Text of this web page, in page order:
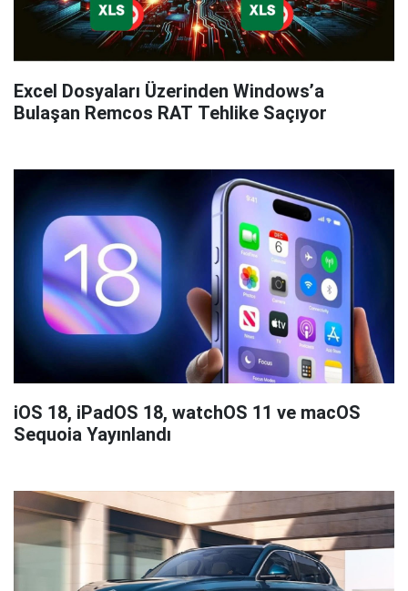
Excel Dosyaları Üzerinden Windows’a
Bulaşan Remcos RAT Tehlike Saçıyor
iOS 18, iPadOS 18, watchOS 11 ve macOS
Sequoia Yayınlandı